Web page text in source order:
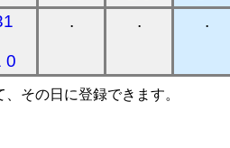
0
. . .
その日に登録できます。